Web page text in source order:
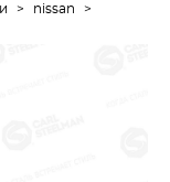
> nissan
>